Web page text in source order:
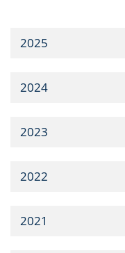
2025
2024
2023
2022
2021